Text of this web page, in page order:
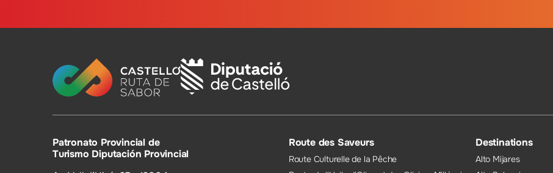
Patronato Provincial de
Turismo Diputación Provincial
Route des Saveurs
Route Culturelle de la Pêche
Destinations
Alto Mijares